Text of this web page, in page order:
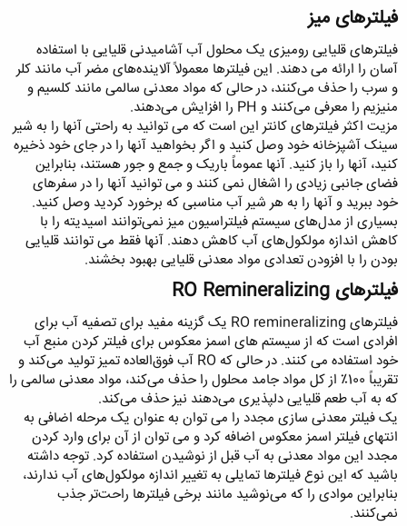
فیلترهای میز
فیلترهای قلیایی رومیزی یک محلول آب آشامیدنی قلیایی با استفاده
آسان را ارائه می دهند. این فیلترها معمولاً آلاینده‌های مضر آب مانند کلر
و سرب را حذف می‌کنند، در حالی که مواد معدنی سالمی مانند کلسیم و
منیزیم را معرفی می‌کنند و PH را افزایش می‌دهند.
مزیت اکثر فیلترهای کانتر این است که می توانید به راحتی آنها را به شیر
سینک آشپزخانه خود وصل کنید و اگر بخواهید آنها را در جای خود ذخیره
کنید، آنها را باز کنید. آنها عموماً باریک و جمع و جور هستند، بنابراین
فضای جانبی زیادی را اشغال نمی کنند و می توانید آنها را در سفرهای
خود ببرید و آنها را به هر شیر آب مناسبی که برخورد کردید وصل کنید.
بسیاری از مدل‌های سیستم فیلتراسیون میز نمی‌توانند اسیدیته را با
کاهش اندازه مولکول‌های آب کاهش دهند. آنها فقط می توانند قلیایی
بودن را با افزودن تعدادی مواد معدنی قلیایی بهبود بخشند.
فیلترهای RO Remineralizing
فیلترهای RO remineralizing یک گزینه مفید برای تصفیه آب برای
افرادی است که از سیستم های اسمز معکوس برای فیلتر کردن منبع آب
خود استفاده می کنند. در حالی که RO آب فوق‌العاده تمیز تولید می‌کند و
تقریباً 100٪ از کل مواد جامد محلول را حذف می‌کند، مواد معدنی سالمی را
که به آب طعم قلیایی دلپذیری می‌دهند نیز حذف می‌کند.
یک فیلتر معدنی سازی مجدد را می توان به عنوان یک مرحله اضافی به
انتهای فیلتر اسمز معکوس اضافه کرد و می توان از آن برای وارد کردن
مجدد این مواد معدنی به آب قبل از نوشیدن استفاده کرد. توجه داشته
باشید که این نوع فیلترها تمایلی به تغییر اندازه مولکول‌های آب ندارند،
بنابراین موادی را که می‌نوشید مانند برخی فیلترها راحت‌تر جذب
نمی‌کنند.